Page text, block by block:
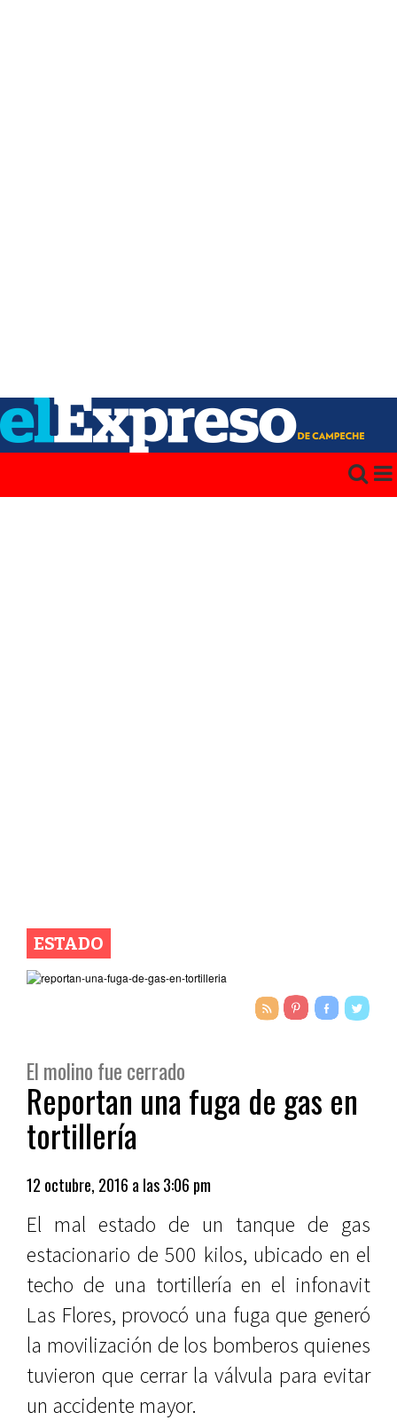
ESTADO
El molino fue cerrado
Reportan una fuga de gas en
tortillería
12 octubre, 2016 a las 3:06 pm
El mal estado de un tanque de gas
estacionario de 500 kilos, ubicado en el
techo de una tortillería en el infonavit
Las Flores, provocó una fuga que generó
la movilización de los bomberos quienes
tuvieron que cerrar la válvula para evitar
un accidente mayor.